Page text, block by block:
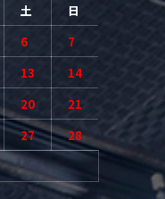
土
日
6
7
13
14
20
21
27
28